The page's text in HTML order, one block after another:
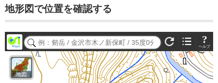
地形図で位置を確認する